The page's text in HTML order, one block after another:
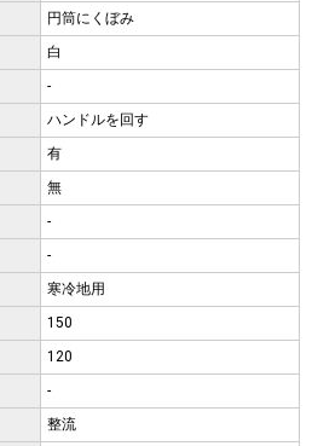
円筒にくぼみ
白
-
ハンドルを回す
有
無
-
-
寒冷地用
150
120
-
整流